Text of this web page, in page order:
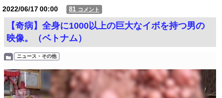
2022/06/1700:00 81 コメント
【奇病】全身に1000以上の巨大なイボを持つ男の
映像。（ベトナム）
ニュース・その他